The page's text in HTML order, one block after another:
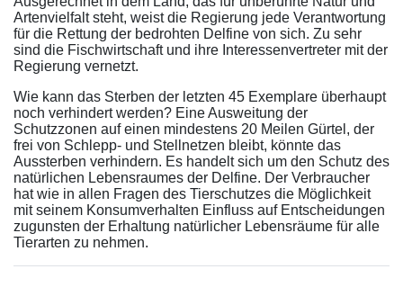
Artenvielfalt steht, weist die Regierung jede Verantwortung
für die Rettung der bedrohten Delfine von sich. Zu sehr
sind die Fischwirtschaft und ihre Interessenvertreter mit der
Regierung vernetzt.
Wie kann das Sterben der letzten 45 Exemplare überhaupt
noch verhindert werden? Eine Ausweitung der
Schutzzonen auf einen mindestens 20 Meilen Gürtel, der
frei von Schlepp- und Stellnetzen bleibt, könnte das
Aussterben verhindern. Es handelt sich um den Schutz des
natürlichen Lebensraumes der Delfine. Der Verbraucher
hat wie in allen Fragen des Tierschutzes die Möglichkeit
mit seinem Konsumverhalten Einfluss auf Entscheidungen
zugunsten der Erhaltung natürlicher Lebensräume für alle
Tierarten zu nehmen.